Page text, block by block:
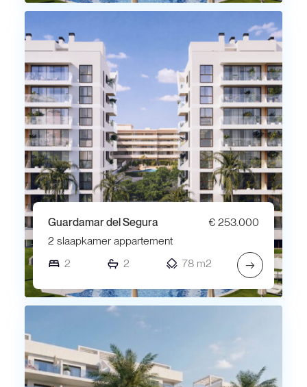
Guardamar del Segura
€ 253.000
2 slaapkamer appartement
2
2 78 m2 →